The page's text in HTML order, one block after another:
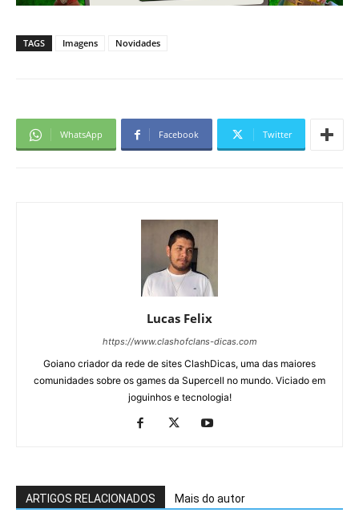
TAGS Imagens Novidades
WhatsApp Facebook Twitter
Lucas Felix
https://www.clashofclans-dicas.com
Goiano criador da rede de sites ClashDicas, uma das maiores
comunidades sobre os games da Supercell no mundo. Viciado em
joguinhos e tecnologia!
ARTIGOS RELACIONADOS Mais do autor